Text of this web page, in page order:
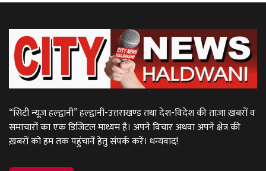
“सिटी न्यूज़ हल्द्वानी” हल्द्वानी-उत्तराखण्ड तथा देश-विदेश की ताज़ा ख़बरों व
समाचारों का एक डिजिटल माध्यम है। अपने विचार अथवा अपने क्षेत्र की
ख़बरों को हम तक पहुंचानें हेतु संपर्क करें। धन्यवाद!